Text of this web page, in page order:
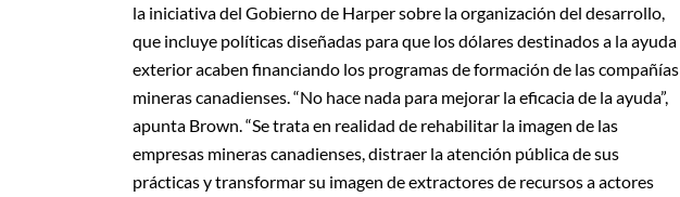
la iniciativa del Gobierno de Harper sobre la organización del desarrollo,
que incluye políticas diseñadas para que los dólares destinados a la ayuda
exterior acaben financiando los programas de formación de las compañías
mineras canadienses. “No hace nada para mejorar la eficacia de la ayuda”,
apunta Brown. “Se trata en realidad de rehabilitar la imagen de las
empresas mineras canadienses, distraer la atención pública de sus
prácticas y transformar su imagen de extractores de recursos a actores